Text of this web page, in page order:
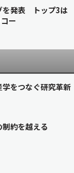
を発表 トップ3は
ー
をつなぐ研究革新
約を越える